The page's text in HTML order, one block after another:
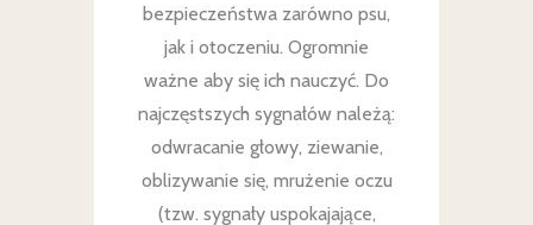
bezpieczeństwa zarówno psu,
jak i otoczeniu. Ogromnie
ważne aby się ich nauczyć. Do
najczęstszych sygnałów należą:
odwracanie głowy, ziewanie,
oblizywanie się, mrużenie oczu
(tzw. sygnały uspokajające,